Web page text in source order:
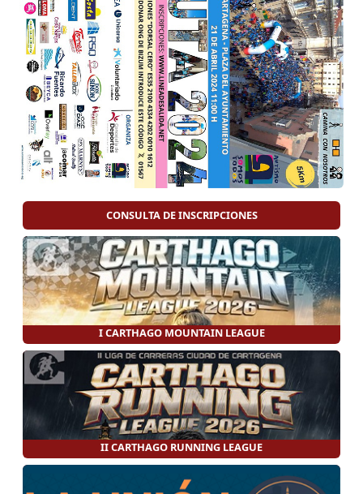
No puedes faltar, ¡contamos con tu apoyo!
CONSULTA DE INSCRIPCIONES
I CARTHAGO MOUNTAIN LEAGUE
II CARTHAGO RUNNING LEAGUE